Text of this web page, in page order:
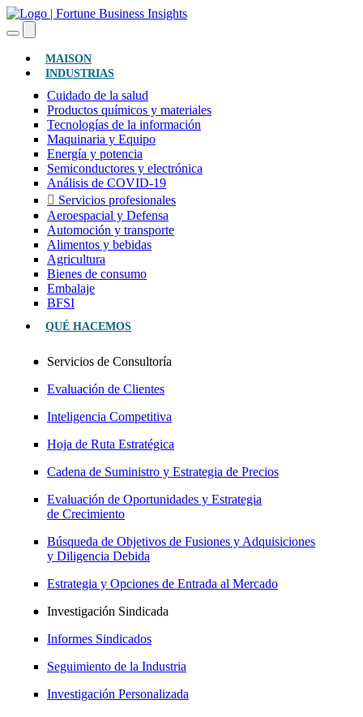
MAISON(ACTUAL)
INDUSTRIAS
Cuidado de la salud
Productos químicos y materiales
Tecnologías de la información
Maquinaria y Equipo
Energía y potencia
Semiconductores y electrónica
Análisis de COVID-19
Servicios profesionales
Aeroespacial y Defensa
Automoción y transporte
Alimentos y bebidas
Agricultura
Bienes de consumo
Embalaje
BFSI
QUÉ HACEMOS
Servicios de Consultoría
Evaluación de Clientes
Inteligencia Competitiva
Hoja de Ruta Estratégica
Cadena de Suministro y Estrategia de Precios
Evaluación de Oportunidades y Estrategia
de Crecimiento
Búsqueda de Objetivos de Fusiones y Adquisiciones
y Diligencia Debida
Estrategia y Opciones de Entrada al Mercado
Investigación Sindicada
Informes Sindicados
Seguimiento de la Industria
Investigación Personalizada